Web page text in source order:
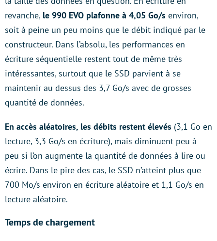
revanche, le 990 EVO plafonne à 4,05 Go/s environ,
soit à peine un peu moins que le débit indiqué par le
constructeur. Dans l’absolu, les performances en
écriture séquentielle restent tout de même très
intéressantes, surtout que le SSD parvient à se
maintenir au dessus des 3,7 Go/s avec de grosses
quantité de données.
En accès aléatoires, les débits restent élevés (3,1 Go en
lecture, 3,3 Go/s en écriture), mais diminuent peu à
peu si l’on augmente la quantité de données à lire ou
écrire. Dans le pire des cas, le SSD n’atteint plus que
700 Mo/s environ en écriture aléatoire et 1,1 Go/s en
lecture aléatoire.
Temps de chargement